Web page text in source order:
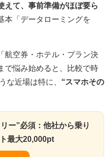
えて、事前準備がほぼ要ら
本「データローミングを
航空券・ホテル・プラン決
で悩み始めると、比較で時
な近場は特に、 “スマホその
ー”必須：他社から乗り
最大20,000pt